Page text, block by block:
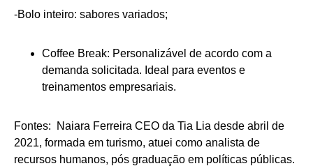
-Bolo inteiro: sabores variados;
Coffee Break: Personalizável de acordo com a
demanda solicitada. Ideal para eventos e
treinamentos empresariais.
Fontes: Naiara Ferreira CEO da Tia Lia desde abril de
2021, formada em turismo, atuei como analista de
recursos humanos, pós graduação em políticas públicas.